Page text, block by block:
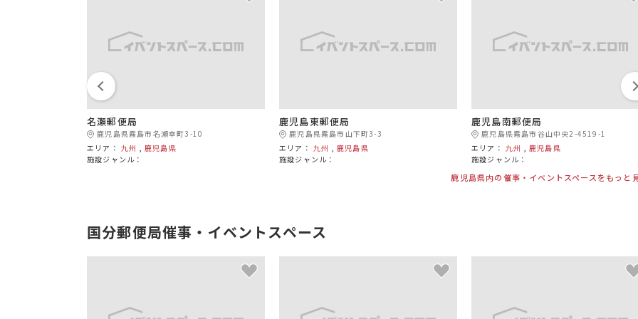
名瀬郵便局
鹿児島県霧島市名瀬幸町3-10
エリア： 九州 ,鹿児島県
施設ジャンル：
鹿児島東郵便局
鹿児島県霧島市山下町3-3
エリア： 九州 ,鹿児島県
施設ジャンル：
鹿児島南郵便局
鹿児島県霧島市谷山中央2-4519-1
エリア： 九州 ,鹿児島県
施設ジャンル：
鹿児島県内の催事・イベントスペースをもっと
国分郵便局催事・イベントスペース